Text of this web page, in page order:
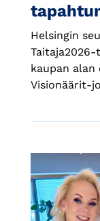
Helsingin
kaupan alan
Visionäärit-